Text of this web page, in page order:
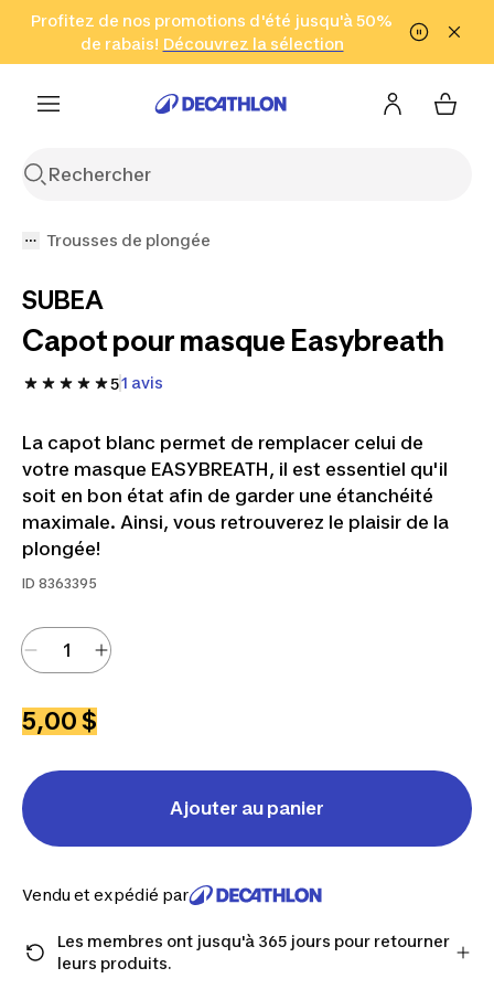
Aller à la recherche Aller au contenu Aller au pied de
Profitez de nos promotions d'été jusqu'à 50%
de rabais! Découvrez la sélection
Cliquez ici
en seulement 2 h!
(Zones sélectionnées)
Trousses de plongée
SUBEA
Capot pour masque Easybreath
51 avis
La capot blanc permet de remplacer celui de
votre masque EASYBREATH, il est essentiel qu'il
soit en bon état afin de garder une étanchéité
maximale. Ainsi, vous retrouverez le plaisir de la
plongée!
ID 8363395
5,00 $
Ajouter au panier
Vendu et expédié par
Les membres ont jusqu'à 365 jours pour retourner
leurs produits.